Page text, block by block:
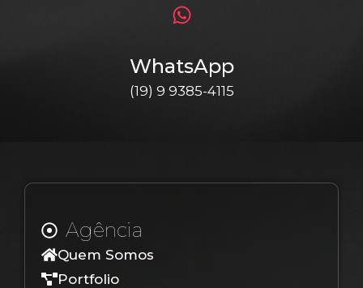
WhatsApp
(19) 9 9385-4115
Agência
Quem Somos
Portfolio